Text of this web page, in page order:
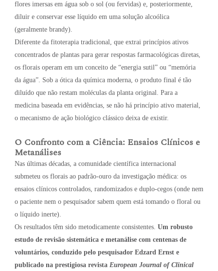
flores imersas em água sob o sol (ou fervidas) e, posteriormente,
diluir e conservar esse líquido em uma solução alcoólica
(geralmente brandy).
Diferente da fitoterapia tradicional, que extrai princípios ativos
concentrados de plantas para gerar respostas farmacológicas diretas,
os florais operam em um conceito de “energia sutil” ou “memória
da água”. Sob a ótica da química moderna, o produto final é tão
diluído que não restam moléculas da planta original. Para a
medicina baseada em evidências, se não há princípio ativo material,
o mecanismo de ação biológico clássico deixa de existir.
O Confronto com a Ciência: Ensaios Clínicos e
Metanálises
Nas últimas décadas, a comunidade científica internacional
submeteu os florais ao padrão-ouro da investigação médica: os
ensaios clínicos controlados, randomizados e duplo-cegos (onde nem
o paciente nem o pesquisador sabem quem está tomando o floral ou
o líquido inerte).
Os resultados têm sido metodicamente consistentes. Um robusto
estudo de revisão sistemática e metanálise com centenas de
voluntários, conduzido pelo pesquisador Edzard Ernst e
publicado na prestigiosa revista European Journal of Clinical